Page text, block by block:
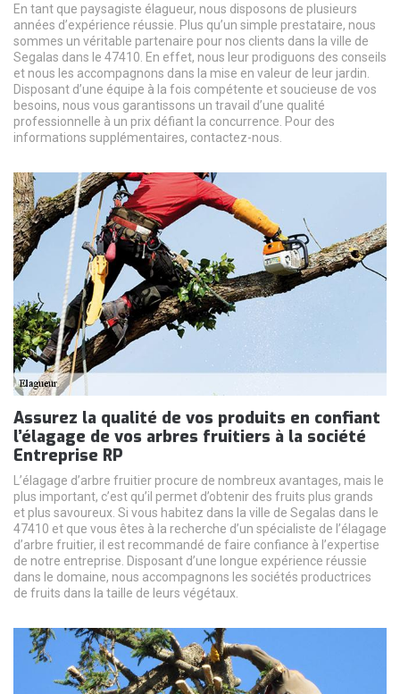
En tant que paysagiste élagueur, nous disposons de plusieurs
années d’expérience réussie. Plus qu’un simple prestataire, nous
sommes un véritable partenaire pour nos clients dans la ville de
Segalas dans le 47410. En effet, nous leur prodiguons des conseils
et nous les accompagnons dans la mise en valeur de leur jardin.
Disposant d’une équipe à la fois compétente et soucieuse de vos
besoins, nous vous garantissons un travail d’une qualité
professionnelle à un prix défiant la concurrence. Pour des
informations supplémentaires, contactez-nous.
Assurez la qualité de vos produits en confiant
l’élagage de vos arbres fruitiers à la société
Entreprise RP
L’élagage d’arbre fruitier procure de nombreux avantages, mais le
plus important, c’est qu’il permet d’obtenir des fruits plus grands
et plus savoureux. Si vous habitez dans la ville de Segalas dans le
47410 et que vous êtes à la recherche d’un spécialiste de l’élagage
d’arbre fruitier, il est recommandé de faire confiance à l’expertise
de notre entreprise. Disposant d’une longue expérience réussie
dans le domaine, nous accompagnons les sociétés productrices
de fruits dans la taille de leurs végétaux.